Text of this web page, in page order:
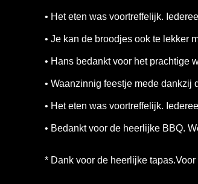
• Het eten was voortreffelijk.
• Je kan de broodjes ook te lekker
• Hans bedankt voor het prachtige
• Waanzinnig feestje mede dankzij
• Het eten was voortreffelijk.
• Bedankt voor de heerlijke BBQ.
* Dank voor de heerlijke